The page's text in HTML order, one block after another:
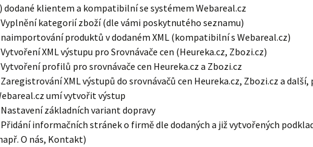
dodané klientem a kompatibilní se systémem Webareal.cz
kategorií zboží (dle vámi poskytnutého seznamu)
produktů v dodaném XML (kompatibilní s Webareal.cz)
XML výstupu pro Srovnávače cen (Heureka.cz, Zbozi.cz)
profilů pro srovnávače cen Heureka.cz a Zbozi.cz
XML výstupů do srovnávačů cen Heureka.cz, Zbozi.cz a
umí vytvořit výstup
základních variant dopravy
informačních stránek o firmě dle dodaných a již vytvořených
O nás, Kontakt)